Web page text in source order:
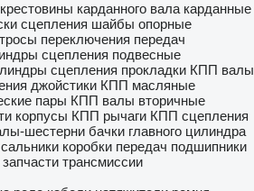
крестовины карданного вала карданные
сцепления шайбы опорные
тросы переключения передач
сцепления подвесные
сцепления прокладки КПП валы
джойстики КПП масляные
пары КПП валы вторичные
корпусы КПП рычаги КПП сцепления
шестерни бачки главного цилиндра
сальники коробки передач подшипники
запчасти трансмиссии